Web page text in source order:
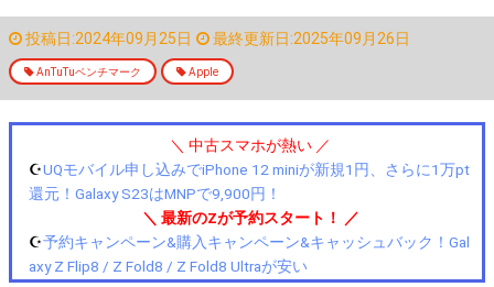
投稿日:2024年09月25日 最終更新日:2025年09月26日
AnTuTuベンチマーク Apple
＼ 中古スマホが熱い ／
☪️UQモバイル申し込みでiPhone 12 miniが新規1円、さらに1万pt
還元！Galaxy S23はMNPで9,900円！
＼ 最新のZが予約スタート！ ／
☪️予約キャンペーン&購入キャンペーン&キャッシュバック！Gal
axy Z Flip8 / Z Fold8 / Z Fold8 Ultraが安い